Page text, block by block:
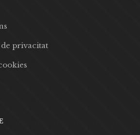
privacitat